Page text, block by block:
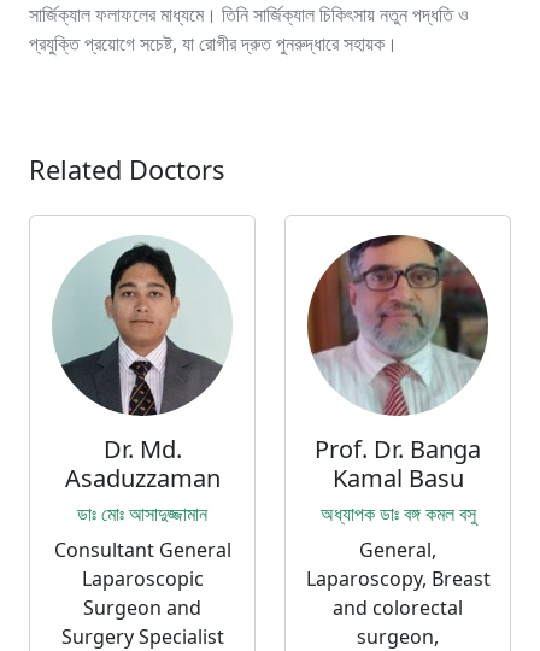
সার্জিক্যাল ফলাফলের মাধ্যমে। তিনি সার্জিক্যাল চিকিৎসায় নতুন পদ্ধতি ও
প্রযুক্তি প্রয়োগে সচেষ্ট, যা রোগীর দ্রুত পুনরুদ্ধারে সহায়ক।
Related Doctors
Dr. Md.
Asaduzzaman
ডাঃ মোঃ আসাদুজ্জামান
Consultant General
Laparoscopic
Surgeon and
Surgery Specialist
Prof. Dr. Banga
Kamal Basu
অধ্যাপক ডাঃ বঙ্গ কমল বসু
General,
Laparoscopy, Breast
and colorectal
surgeon,